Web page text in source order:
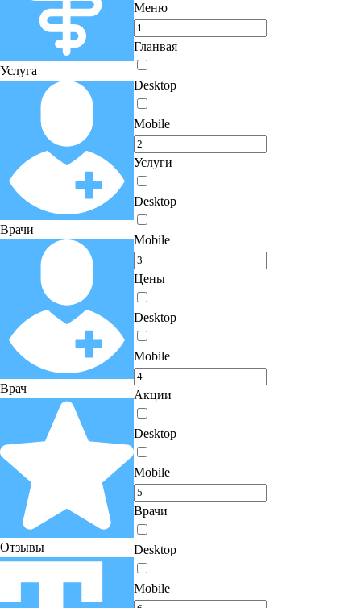
Услуга
Врачи
Врач
Отзывы
Меню
Гланвая
Desktop
Mobile
Услуги
Desktop
Mobile
Цены
Desktop
Mobile
Акции
Desktop
Mobile
Врачи
Desktop
Mobile